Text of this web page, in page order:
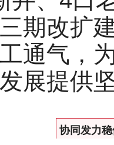
期改扩
通气，
展提供
协同发力